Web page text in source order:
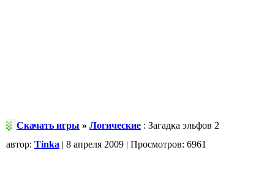
Скачать игры » Логические : Загадка эльфов 2
автор: Tinka | 8 апреля 2009 | Просмотров: 6961